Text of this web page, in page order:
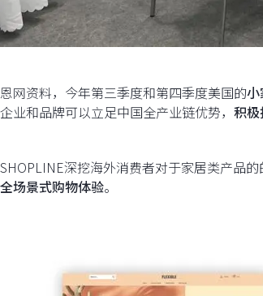
网资料，今年第三季度和第四季度美国的
业和品牌可以立足中国全产业链优势， 积极
深挖海外消费者对于家居类产品
全场景式购物体验。